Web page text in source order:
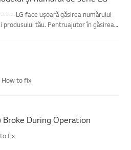
LG face ușoară găsirea numărului
produsului tău. Pentruajutor în găsirea
How to fix
Broke During Operation
fix